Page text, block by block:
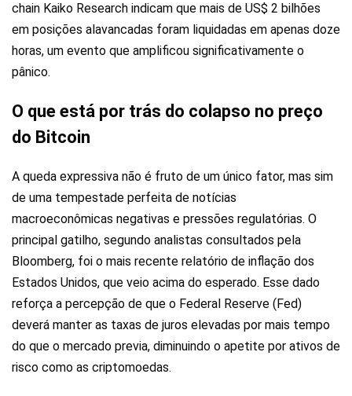
chain Kaiko Research indicam que mais de US$ 2 bilhões
em posições alavancadas foram liquidadas em apenas doze
horas, um evento que amplificou significativamente o
pânico.
O que está por trás do colapso no preço
do Bitcoin
A queda expressiva não é fruto de um único fator, mas sim
de uma tempestade perfeita de notícias
macroeconômicas negativas e pressões regulatórias. O
principal gatilho, segundo analistas consultados pela
Bloomberg, foi o mais recente relatório de inflação dos
Estados Unidos, que veio acima do esperado. Esse dado
reforça a percepção de que o Federal Reserve (Fed)
deverá manter as taxas de juros elevadas por mais tempo
do que o mercado previa, diminuindo o apetite por ativos de
risco como as criptomoedas.